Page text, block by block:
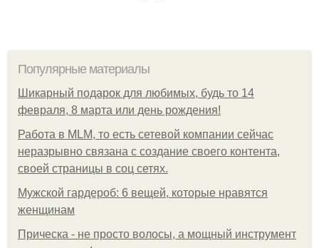
Популярные материалы
Шикарный подарок для любимых, будь то 14
февраля, 8 марта или день рождения!
Работа в MLM, то есть сетевой компании сейчас
неразрывно связана с создание своего контента,
своей страницы в соц сетях.
Мужской гардероб: 6 вещей, которые нравятся
женщинам
Прическа - не просто волосы, а мощный инструмент